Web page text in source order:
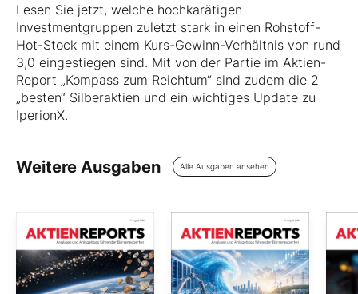
Lesen Sie jetzt, welche hochkarätigen
Investmentgruppen zuletzt stark in einen Rohstoff-
Hot-Stock mit einem Kurs-Gewinn-Verhältnis von rund
3,0 eingestiegen sind. Mit von der Partie im Aktien-
Report „Kompass zum Reichtum“ sind zudem die 2
„besten“ Silberaktien und ein wichtiges Update zu
IperionX.
Weitere Ausgaben Alle Ausgaben ansehen